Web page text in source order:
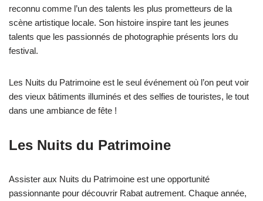
reconnu comme l’un des talents les plus prometteurs de la
scène artistique locale. Son histoire inspire tant les jeunes
talents que les passionnés de photographie présents lors du
festival.
Les Nuits du Patrimoine est le seul événement où l’on peut voir
des vieux bâtiments illuminés et des selfies de touristes, le tout
dans une ambiance de fête !
Les Nuits du Patrimoine
Assister aux Nuits du Patrimoine est une opportunité
passionnante pour découvrir Rabat autrement. Chaque année,